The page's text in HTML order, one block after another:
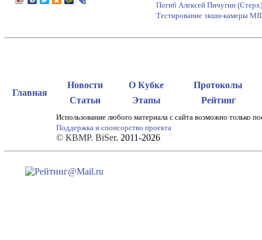
Погиб Алексей Пичугин (Стерх)
Тестирование экшн-камеры
Главная
Новости О Кубке
Протоколы
Статьи
Этапы Рейтинг
Использование любого материала с сайта возможно только
Поддержка и спонсорство проекта
© КВМР. BiSer. 2011-2026